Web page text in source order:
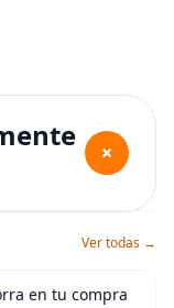
+
Ver todas →
en tu compra